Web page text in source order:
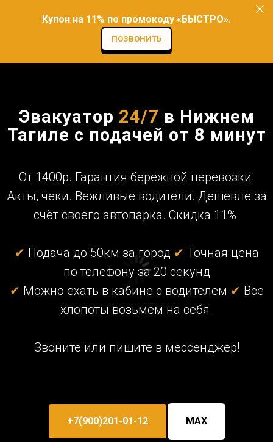
Купон на 11% по промокоду «БЫСТРО».
ПОЗВОНИТЬ
Эвакуатор 24/7 в Нижнем
Тагиле с подачей от 8 минут
От 1400р. Гарантия бережной перевозки.
Акты, чеки. Вежливые водители. Дешевле за
счёт своего автопарка. Скидка 11%.
✔ Подача до 50км за город ✔ Точная цена
по телефону за 20 секунд
✔ Можно ехать в кабине с водителем ✔ Все
хлопоты возьмём на себя.
Звоните или пишите в мессенджер!
+7(900)201-01-12 MAX